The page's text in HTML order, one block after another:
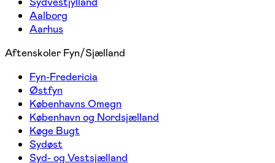
Aalborg
Aarhus
Aftenskoler Fyn/Sjælland
Fyn-Fredericia
Østfyn
Københavns Omegn
København og Nordsjælland
Køge Bugt
Sydøst
Syd- og Vestsjælland